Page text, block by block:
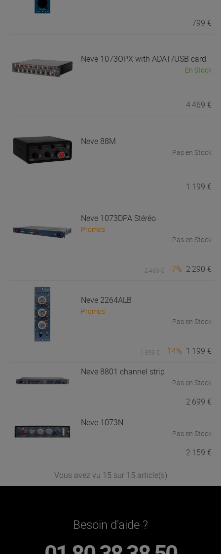
799 €
Neve 1073OPX with ADAT/USB card
En Stock
4 469 €
Neve 88M
Pas en Stock
1 199 €
Neve 1073DPA Stéréo
Promos
Pas en Stock
2 469 € -7% 2 290 €
Neve 2264ALB
Promos
Pas en Stock
1 399 € -14% 1 199 €
Neve 8801 channel strip
Pas en Stock
2 699 €
Neve 1073N
Pas en Stock
2 159 €
Vous avez vu 15 sur 15 article(s)
Besoin d'aide ?